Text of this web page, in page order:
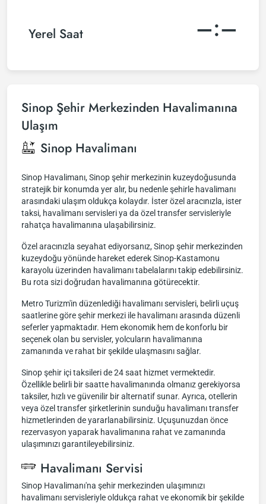
Yerel Saat –:–
Sinop Şehir Merkezinden Havalimanına
Ulaşım
Sinop Havalimanı
Sinop Havalimanı, Sinop şehir merkezinin kuzeydoğusunda
stratejik bir konumda yer alır, bu nedenle şehirle havalimanı
arasındaki ulaşım oldukça kolaydır. İster özel aracınızla, ister
taksi, havalimanı servisleri ya da özel transfer servisleriyle
rahatça havalimanına ulaşabilirsiniz.
Özel aracınızla seyahat ediyorsanız, Sinop şehir merkezinden
kuzeydoğu yönünde hareket ederek Sinop-Kastamonu
karayolu üzerinden havalimanı tabelalarını takip edebilirsiniz.
Bu rota sizi doğrudan havalimanına götürecektir.
Metro Turizm'in düzenlediği havalimanı servisleri, belirli uçuş
saatlerine göre şehir merkezi ile havalimanı arasında düzenli
seferler yapmaktadır. Hem ekonomik hem de konforlu bir
seçenek olan bu servisler, yolcuların havalimanına
zamanında ve rahat bir şekilde ulaşmasını sağlar.
Sinop şehir içi taksileri de 24 saat hizmet vermektedir.
Özellikle belirli bir saatte havalimanında olmanız gerekiyorsa
taksiler, hızlı ve güvenilir bir alternatif sunar. Ayrıca, otellerin
veya özel transfer şirketlerinin sunduğu havalimanı transfer
hizmetlerinden de yararlanabilirsiniz. Uçuşunuzdan önce
rezervasyon yaparak havalimanına rahat ve zamanında
ulaşımınızı garantileyebilirsiniz.
Havalimanı Servisi
Sinop Havalimanı'na şehir merkezinden ulaşımınızı
havalimanı servisleriyle oldukça rahat ve ekonomik bir şekilde